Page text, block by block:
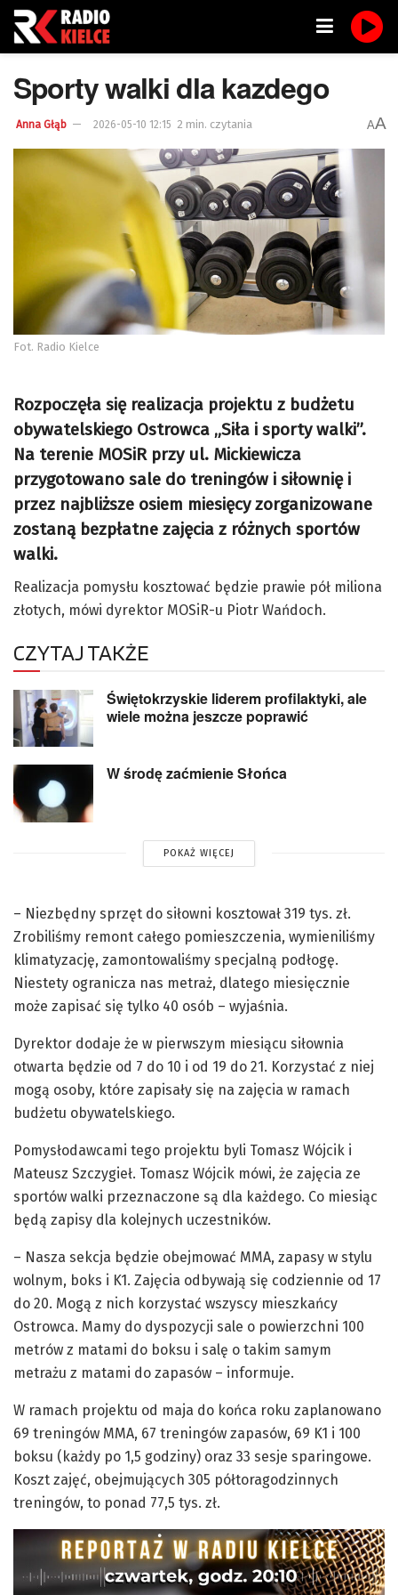
Sporty walki dla kazdego
Anna Głąb 2026-05-10 12:15 2 min. czytania AA
Fot. Radio Kielce
Rozpoczęła się realizacja projektu z budżetu
obywatelskiego Ostrowca „Siła i sporty walki”.
Na terenie MOSiR przy ul. Mickiewicza
przygotowano sale do treningów i siłownię i
przez najbliższe osiem miesięcy zorganizowane
zostaną bezpłatne zajęcia z różnych sportów
walki.
Realizacja pomysłu kosztować będzie prawie pół miliona
złotych, mówi dyrektor MOSiR-u Piotr Wańdoch.
CZYTAJ TAKŻE
Świętokrzyskie liderem profilaktyki, ale
wiele można jeszcze poprawić
W środę zaćmienie Słońca
POKAŻ WIĘCEJ
– Niezbędny sprzęt do siłowni kosztował 319 tys. zł.
Zrobiliśmy remont całego pomieszczenia, wymieniliśmy
klimatyzację, zamontowaliśmy specjalną podłogę.
Niestety ogranicza nas metraż, dlatego miesięcznie
może zapisać się tylko 40 osób – wyjaśnia.
Dyrektor dodaje że w pierwszym miesiącu siłownia
otwarta będzie od 7 do 10 i od 19 do 21. Korzystać z niej
mogą osoby, które zapisały się na zajęcia w ramach
budżetu obywatelskiego.
Pomysłodawcami tego projektu byli Tomasz Wójcik i
Mateusz Szczygieł. Tomasz Wójcik mówi, że zajęcia ze
sportów walki przeznaczone są dla każdego. Co miesiąc
będą zapisy dla kolejnych uczestników.
– Nasza sekcja będzie obejmować MMA, zapasy w stylu
wolnym, boks i K1. Zajęcia odbywają się codziennie od 17
do 20. Mogą z nich korzystać wszyscy mieszkańcy
Ostrowca. Mamy do dyspozycji sale o powierzchni 100
metrów z matami do boksu i salę o takim samym
metrażu z matami do zapasów – informuje.
W ramach projektu od maja do końca roku zaplanowano
69 treningów MMA, 67 treningów zapasów, 69 K1 i 100
boksu (każdy po 1,5 godziny) oraz 33 sesje sparingowe.
Koszt zajęć, obejmujących 305 półtoragodzinnych
treningów, to ponad 77,5 tys. zł.